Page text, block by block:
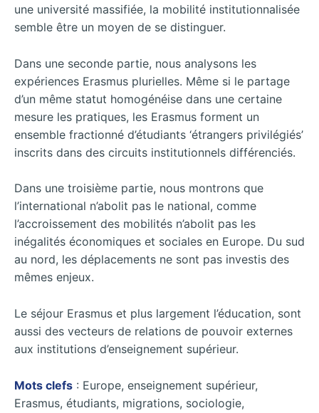
une université massifiée, la mobilité institutionnalisée
semble être un moyen de se distinguer.
Dans une seconde partie, nous analysons les
expériences Erasmus plurielles. Même si le partage
d’un même statut homogénéise dans une certaine
mesure les pratiques, les Erasmus forment un
ensemble fractionné d’étudiants ‘étrangers privilégiés’
inscrits dans des circuits institutionnels différenciés.
Dans une troisième partie, nous montrons que
l’international n’abolit pas le national, comme
l’accroissement des mobilités n’abolit pas les
inégalités économiques et sociales en Europe. Du sud
au nord, les déplacements ne sont pas investis des
mêmes enjeux.
Le séjour Erasmus et plus largement l’éducation, sont
aussi des vecteurs de relations de pouvoir externes
aux institutions d’enseignement supérieur.
Mots clefs : Europe, enseignement supérieur,
Erasmus, étudiants, migrations, sociologie,